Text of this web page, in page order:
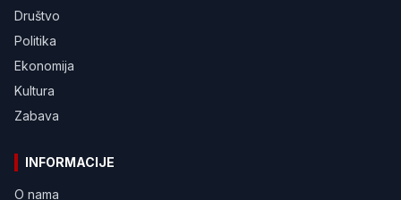
Društvo
Politika
Ekonomija
Kultura
Zabava
INFORMACIJE
O nama